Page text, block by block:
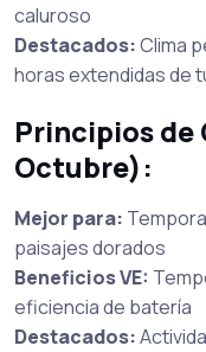
caluroso
Destacados:Clima
horas extendidas de
Principios
Octubre):
Mejor para:
paisajes dorados
Beneficios VE:
eficiencia de batería
Destacados: